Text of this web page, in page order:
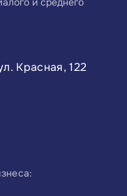
Красная, 122